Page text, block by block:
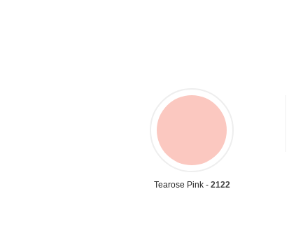
Tearose Pink - 2122